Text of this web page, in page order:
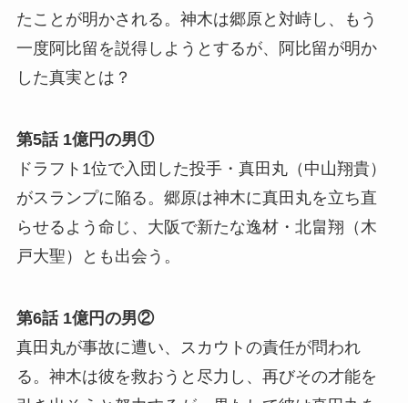
たことが明かされる。神木は郷原と対峙し、もう
一度阿比留を説得しようとするが、阿比留が明か
した真実とは？
第5話 1億円の男①
ドラフト1位で入団した投手・真田丸（中山翔貴）
がスランプに陥る。郷原は神木に真田丸を立ち直
らせるよう命じ、大阪で新たな逸材・北畠翔（木
戸大聖）とも出会う。
第6話 1億円の男②
真田丸が事故に遭い、スカウトの責任が問われ
る。神木は彼を救おうと尽力し、再びその才能を